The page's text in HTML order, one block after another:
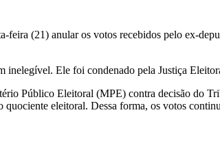
(21) anular os votos recebidos pelo ex-
inelegível. Ele foi condenado pela Justiça
Público Eleitoral (MPE) contra decisão do
eleitoral. Dessa forma, os votos